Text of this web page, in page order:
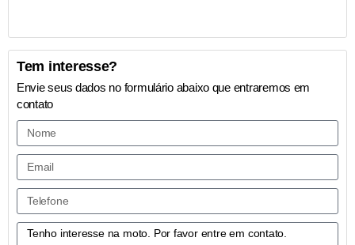
Tem interesse?
Envie seus dados no formulário abaixo que entraremos em
contato